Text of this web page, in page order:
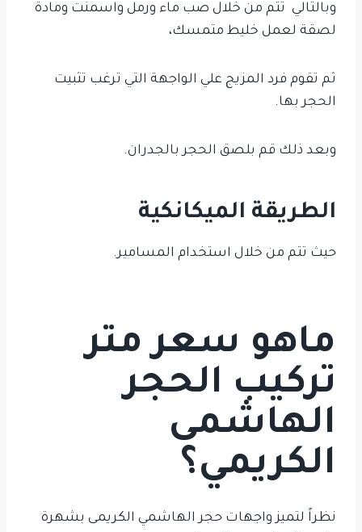
وبالتالي تتم من خلال صب ماء ورمل واسمنت ومادة
لصقة لعمل خليط متمسك،
ثم تقوم فرد المزيج علي الواجهة التي ترغب تثبيت
الحجر بها.
وبعد ذلك قم بلصق الحجر بالجدران.
الطريقة الميكانكية
حيث تتم من خلال استخدام المسامير.
ماهو سعر متر
تركيب الحجر
الهاشمى
الكريمي؟
نظراً لتميز واجهات حجر الهاشمي الكريمى بشهرة